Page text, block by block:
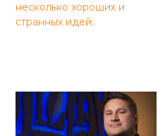
несколько хороших и
странных идей.